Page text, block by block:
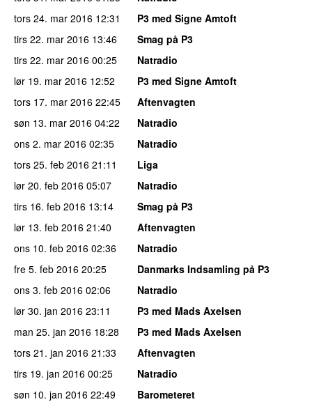
tors 24. mar 2016 12:31
P3 med Signe Amtoft
tirs 22. mar 2016 13:46
Smag på P3
tirs 22. mar 2016 00:25
Natradio
lør 19. mar 2016 12:52
P3 med Signe Amtoft
tors 17. mar 2016 22:45
Aftenvagten
søn 13. mar 2016 04:22
Natradio
ons 2. mar 2016 02:35
Natradio
tors 25. feb 2016 21:11
Liga
lør 20. feb 2016 05:07
Natradio
tirs 16. feb 2016 13:14
Smag på P3
lør 13. feb 2016 21:40
Aftenvagten
ons 10. feb 2016 02:36
Natradio
fre 5. feb 2016 20:25
Danmarks Indsamling på P3
ons 3. feb 2016 02:06
Natradio
lør 30. jan 2016 23:11
P3 med Mads Axelsen
man 25. jan 2016 18:28
P3 med Mads Axelsen
tors 21. jan 2016 21:33
Aftenvagten
tirs 19. jan 2016 00:25
Natradio
søn 10. jan 2016 22:49
Barometeret